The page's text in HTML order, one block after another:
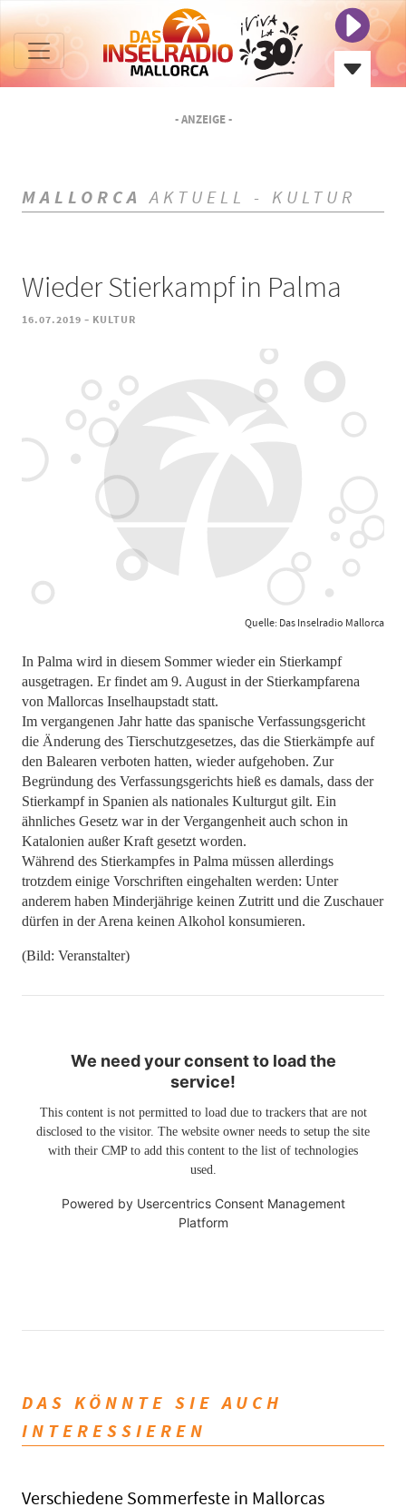
- ANZEIGE -
MALLORCA AKTUELL - KULTUR
Wieder Stierkampf in Palma
16.07.2019 - KULTUR
Quelle: Das Inselradio Mallorca
In Palma wird in diesem Sommer wieder ein Stierkampf
ausgetragen. Er findet am 9. August in der Stierkampfarena
von Mallorcas Inselhaupstadt statt.
Im vergangenen Jahr hatte das spanische Verfassungsgericht
die Änderung des Tierschutzgesetzes, das die Stierkämpfe auf
den Balearen verboten hatten, wieder aufgehoben. Zur
Begründung des Verfassungsgerichts hieß es damals, dass der
Stierkampf in Spanien als nationales Kulturgut gilt. Ein
ähnliches Gesetz war in der Vergangenheit auch schon in
Katalonien außer Kraft gesetzt worden.
Während des Stierkampfes in Palma müssen allerdings
trotzdem einige Vorschriften eingehalten werden: Unter
anderem haben Minderjährige keinen Zutritt und die Zuschauer
dürfen in der Arena keinen Alkohol konsumieren.
(Bild: Veranstalter)
We need your consent to load the
service!
This content is not permitted to load due to trackers that are not
disclosed to the visitor. The website owner needs to setup the site
with their CMP to add this content to the list of technologies
used.
Powered by Usercentrics Consent Management
Platform
DAS KÖNNTE SIE AUCH
INTERESSIEREN
Verschiedene Sommerfeste in Mallorcas